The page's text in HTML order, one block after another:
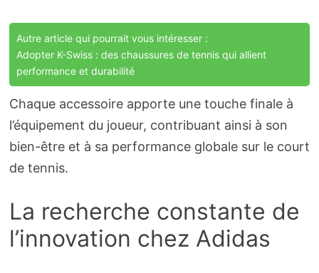
Autre article qui pourrait vous intéresser :
Adopter K-Swiss : des chaussures de tennis qui allient
performance et durabilité
Chaque accessoire apporte une touche finale à
l’équipement du joueur, contribuant ainsi à son
bien-être et à sa performance globale sur le court
de tennis.
La recherche constante de
l’innovation chez Adidas